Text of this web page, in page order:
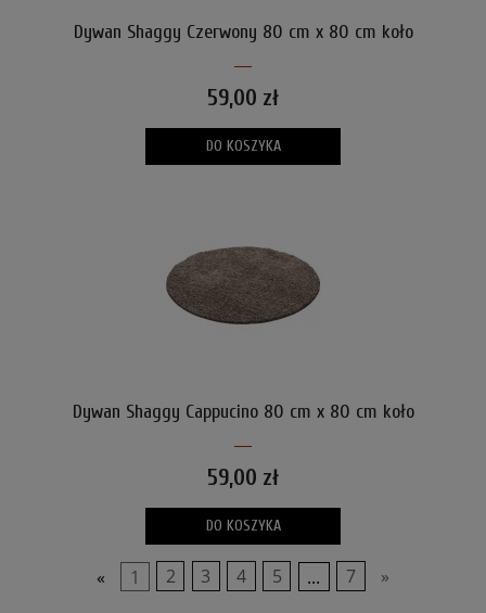
Dywan Shaggy Czerwony 80 cm x 80 cm koło
59,00 zł
DO KOSZYKA
Dywan Shaggy Cappucino 80 cm x 80 cm koło
59,00 zł
DO KOSZYKA
« 1 2 3 4 5 ... 7 »